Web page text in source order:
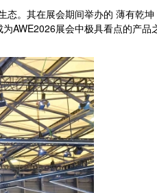
。其在展会期间举办的 薄有乾
AWE2026展会中极具看点的产